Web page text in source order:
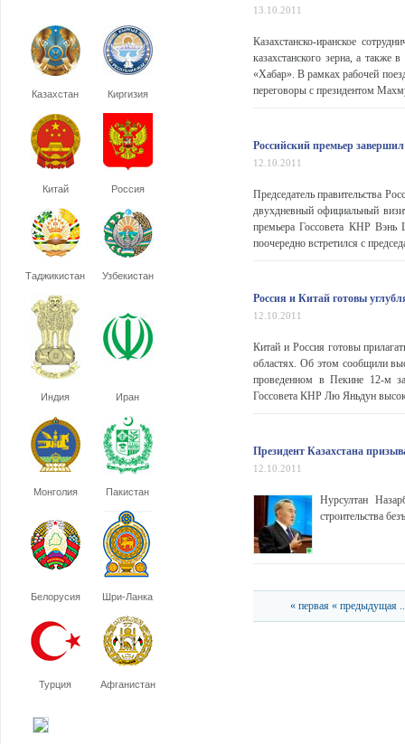
Казахстан Киргизия
Китай Россия
Таджикистан Узбекистан
Индия Иран
Монголия Пакистан
Белорусия Шри-Ланка
Турция Афганистан
13.10.2011
Казахстанско-иранское
казахстанского зерна, а также
«Хабар». В рамках рабочей
переговоры с президентом
Российский премьер
12.10.2011
Председатель правительства
двухдневный официальный
премьера Госсовета КНР Вэнь
поочередно встретился с
Россия и Китай готовы
12.10.2011
Китай и Россия готовы
областях. Об этом сообщили
проведенном в Пекине 12-м
Госсовета КНР Лю Яньдун
Президент Казахстана
12.10.2011
Нурсултан
строительства
« первая « предыдущая